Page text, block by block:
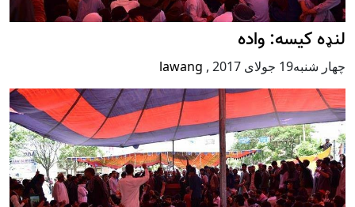
لنډه کیسه: واده
چهار شنبه19 جولای 2017 ,
lawang